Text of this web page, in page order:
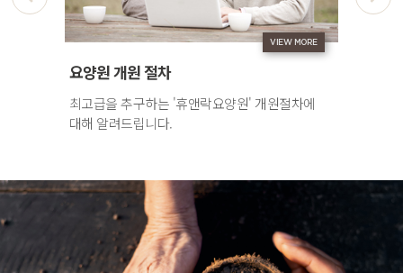
VIEW MORE
요양원 개원 절차
최고급을 추구하는 '휴앤락요양원' 개원절차에
대해 알려드립니다.